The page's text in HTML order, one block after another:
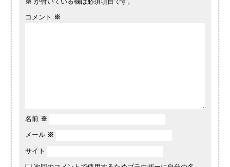
※ が付いている欄は必須項目です。
コメント ※
名前 ※
メール ※
サイト